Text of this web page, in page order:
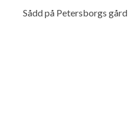
Sådd på Petersborgs gård